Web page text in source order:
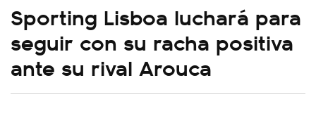
Sporting Lisboa luchará para
seguir con su racha positiva
ante su rival Arouca